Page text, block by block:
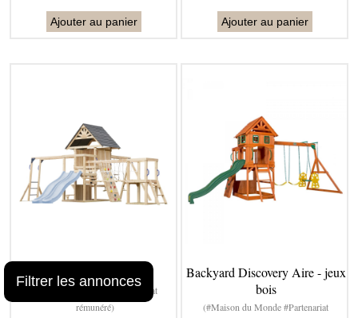
Ajouter au panier Ajouter au panier
Aire de jeux en bois
(#Maison du Monde #Partenariat
rémunéré)
Backyard Discovery Aire - jeux
bois
(#Maison du Monde #Partenariat
Filtrer les annonces